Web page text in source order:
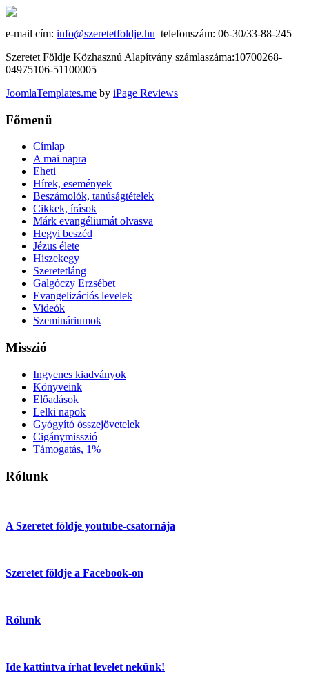
e-mail cím: info@szeretetfoldje.hu telefonszám: 06-30/33-88-245
Szeretet Földje Közhasznú Alapítvány számlaszáma:10700268-
04975106-51100005
JoomlaTemplates.me by iPage Reviews
Főmenü
Címlap
A mai napra
Eheti
Hírek, események
Beszámolók, tanúságtételek
Cikkek, írások
Márk evangéliumát olvasva
Hegyi beszéd
Jézus élete
Hiszekegy
Szeretetláng
Galgóczy Erzsébet
Evangelizációs levelek
Videók
Szemináriumok
Misszió
Ingyenes kiadványok
Könyveink
Előadások
Lelki napok
Gyógyító összejövetelek
Cigánymisszió
Támogatás, 1%
Rólunk
A Szeretet földje youtube-csatornája
Szeretet földje a Facebook-on
Rólunk
Ide kattintva írhat levelet nekünk!